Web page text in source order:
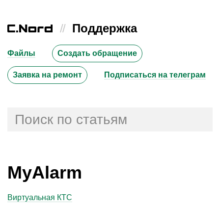
// Поддержка
Файлы Создать обращение
Заявка на ремонт Подписаться на телеграм
MyAlarm
Виртуальная КТС